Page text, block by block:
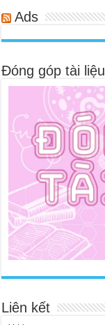
Ads
Đóng góp tài liệu
Liên kết